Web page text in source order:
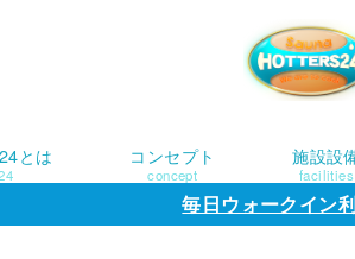
とは コンセプト
concept
施設設
facilities
毎日ウォークイン